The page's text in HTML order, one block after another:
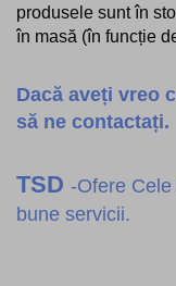
produsele sunt în
în masă (în funcție
Dacă aveți vreo
să ne contactați.
TSD -Ofere
bune servicii.